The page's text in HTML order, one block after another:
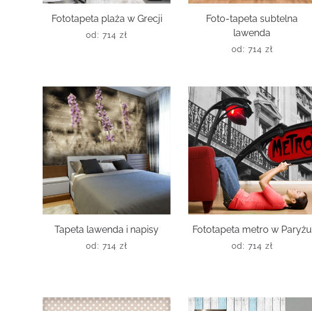
Fototapeta plaża w Grecji
od: 714 zł
Foto-tapeta subtelna
lawenda
od: 714 zł
Tapeta lawenda i napisy
od: 714 zł
Fototapeta metro w Paryżu
od: 714 zł